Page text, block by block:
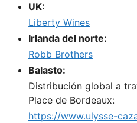
UK:
Liberty Wines
Irlanda del norte:
Robb Brothers
Balasto:
Distribución global a
Place de Bordeaux:
https://www.ulysse-